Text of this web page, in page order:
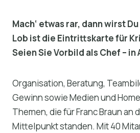
Mach‘ etwas rar, dann wirst
Lob ist die Eintrittskarte für
Seien Sie Vorbild als Chef – in
Organisation, Beratung,
Gewinn sowie Medien und
Themen, die für Franc Braun an
Mittelpunkt standen. Mit 40